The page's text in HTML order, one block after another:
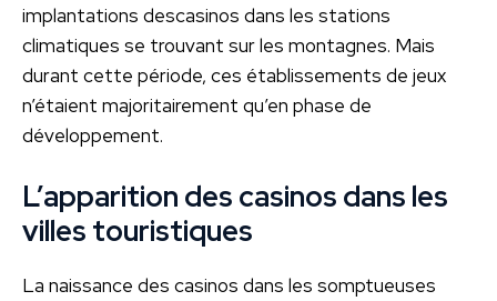
implantations descasinos dans les stations
climatiques se trouvant sur les montagnes. Mais
durant cette période, ces établissements de jeux
n’étaient majoritairement qu’en phase de
développement.
L’apparition des casinos dans les
villes touristiques
La naissance des casinos dans les somptueuses